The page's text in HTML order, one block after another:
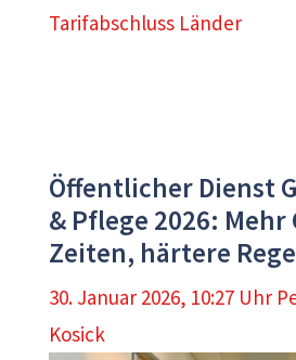
Tarifabschluss Länder
Öffentlicher Dienst
& Pflege 2026: Mehr
Zeiten, härtere
30. Januar 2026, 10:27 Uhr
Kosick